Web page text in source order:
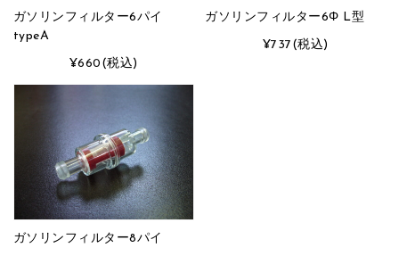
ガソリンフィルター6パイ
typeA
¥660 (税込)
ガソリンフィルター6Φ L型
¥737 (税込)
ガソリンフィルター8パイ